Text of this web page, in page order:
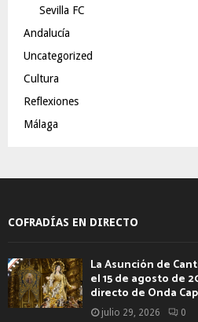
Sevilla FC
Andalucía
Uncategorized
Cultura
Reflexiones
Málaga
COFRADÍAS EN DIRECTO
La Asunción de
el 15 de agosto de
directo de Onda
julio 29, 2026 0